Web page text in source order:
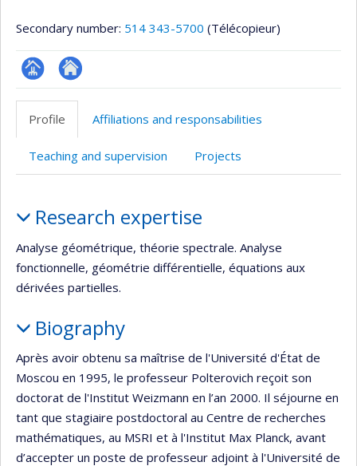
Secondary number: 514 343-5700 (Télécopieur)
Page
professionnelle
Autre
Profile Affiliations and responsabilities
Teaching and supervision Projects
Research expertise
Analyse géométrique, théorie spectrale. Analyse
fonctionnelle, géométrie différentielle, équations aux
dérivées partielles.
Biography
Après avoir obtenu sa maîtrise de l'Université d'État de
Moscou en 1995, le professeur Polterovich reçoit son
doctorat de l'Institut Weizmann en l’an 2000. Il séjourne en
tant que stagiaire postdoctoral au Centre de recherches
mathématiques, au MSRI et à l'Institut Max Planck, avant
d’accepter un poste de professeur adjoint à l'Université de